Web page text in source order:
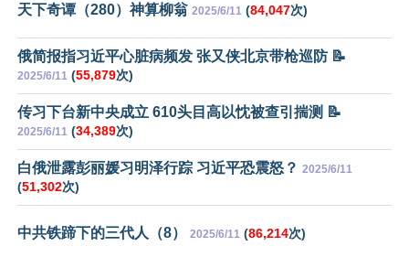
天下奇谭（280）神算柳翁 2025/6/11 (84,047次)
俄简报指习近平心脏病频发 张又侠北京带枪巡防 📝
2025/6/11 (55,879次)
传习下台新中央成立 610头目高以忱被查引揣测 📝
2025/6/11 (34,389次)
白俄泄露彭丽媛习明泽行踪 习近平恐震怒？ 2025/6/11
(51,302次)
中共铁蹄下的三代人（8） 2025/6/11 (86,214次)